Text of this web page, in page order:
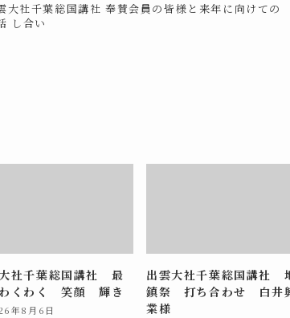
大社千葉総国講社 奉賛会員の皆様と来年に向けての
し合い
社千葉総国講社 最
くわく 笑顔 輝き
年8月6日
出雲大社千葉総国講社
鎮祭 打ち合わせ 白井
業様